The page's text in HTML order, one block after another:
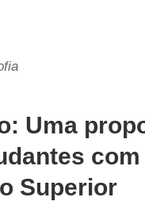
Uma
com
Superior